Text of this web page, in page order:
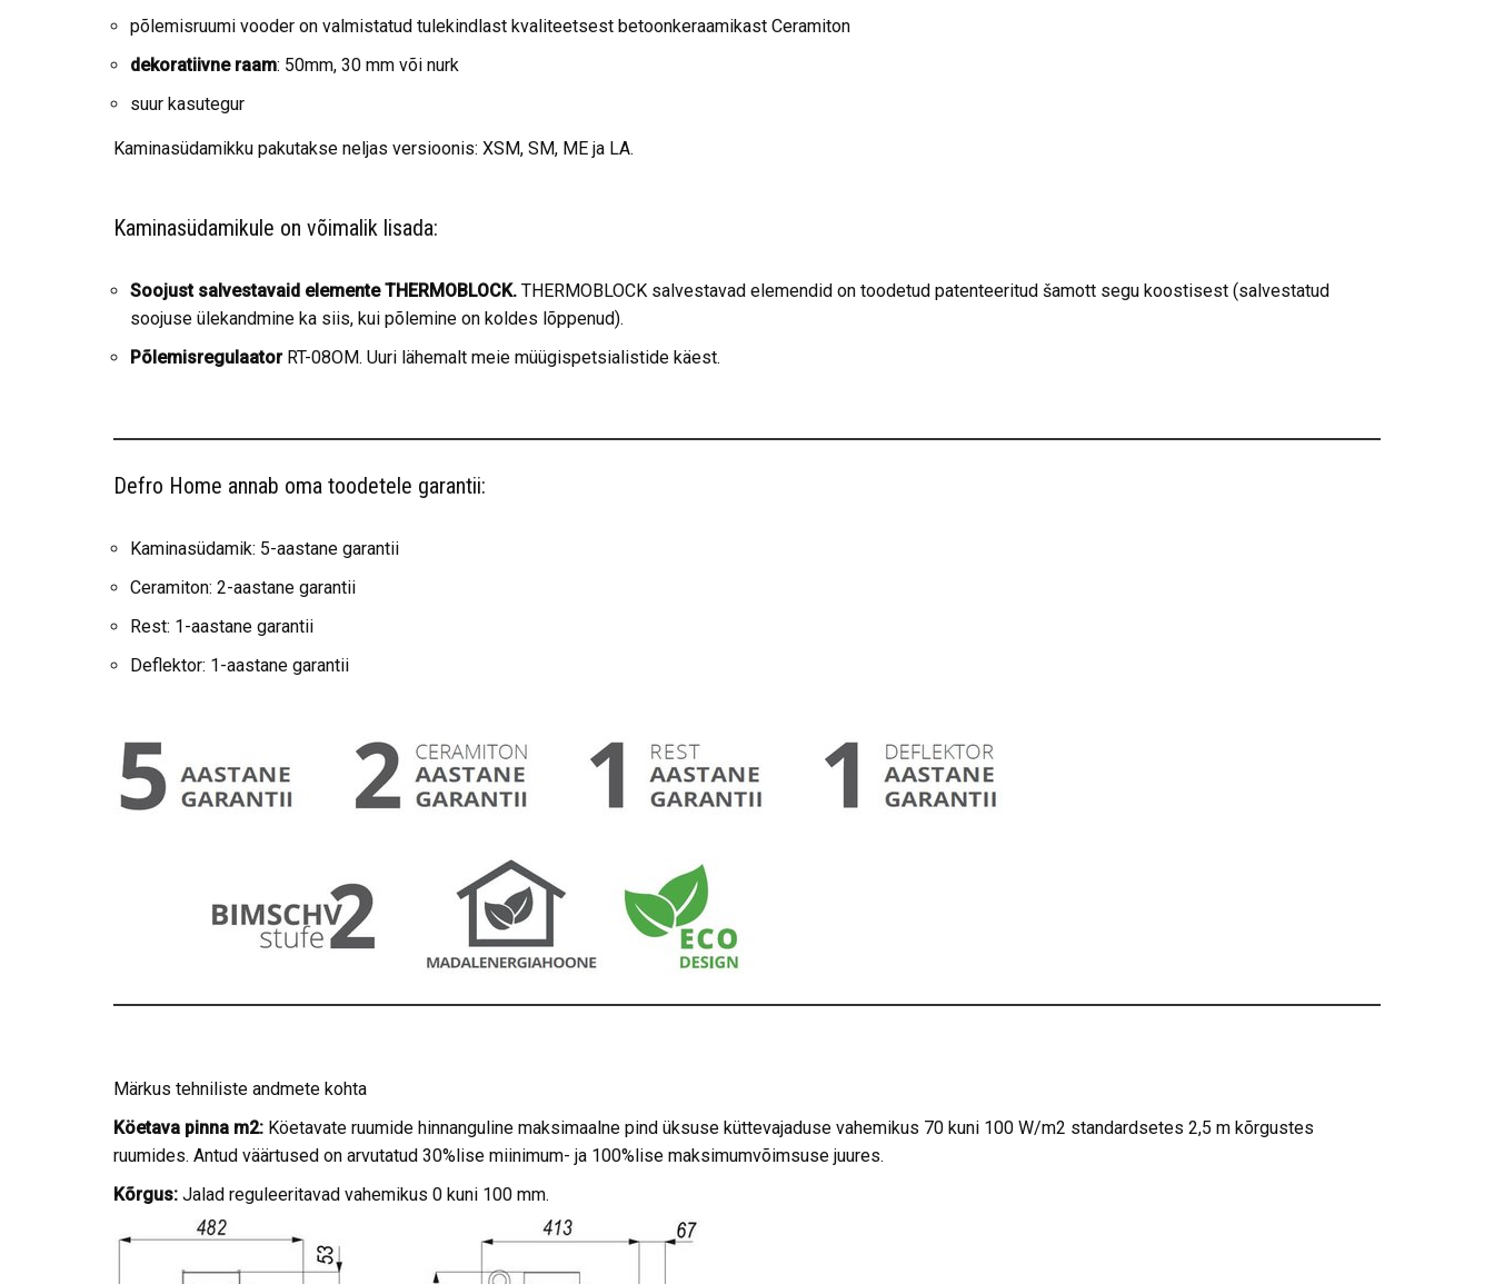
põlemisruumi vooder on valmistatud tulekindlast kvaliteetsest betoonkeraamikast Ceramiton
dekoratiivne raam: 50mm, 30 mm või nurk
suur kasutegur
Kaminasüdamikku pakutakse neljas versioonis: XSM, SM, ME ja LA.
Kaminasüdamikule on võimalik lisada:
Soojust salvestavaid elemente THERMOBLOCK. THERMOBLOCK salvestavad elemendid on toodetud patenteeritud šamott segu koostisest (salvestatud
soojuse ülekandmine ka siis, kui põlemine on koldes lõppenud).
PõlemisregulaatorRT-08OM. Uuri lähemalt meie müügispetsialistide käest.
Defro Home annab oma toodetele garantii:
Kaminasüdamik: 5-aastane garantii
Ceramiton: 2-aastane garantii
Rest: 1-aastane garantii
Deflektor: 1-aastane garantii
Märkus tehniliste andmete kohta
Köetava pinna m2: Köetavate ruumide hinnanguline maksimaalne pind üksuse küttevajaduse vahemikus 70 kuni 100 W/m2 standardsetes 2,5 m kõrgustes
ruumides. Antud väärtused on arvutatud 30%lise miinimum- ja 100%lise maksimumvõimsuse juures.
Kõrgus: Jalad reguleeritavad vahemikus 0 kuni 100 mm.